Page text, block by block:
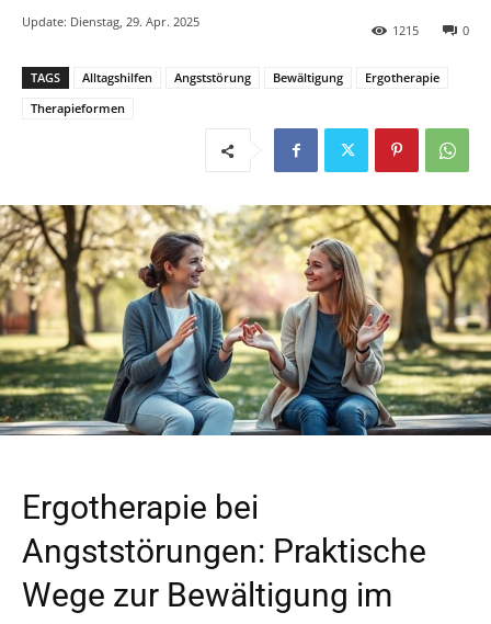
Update: Dienstag, 29. Apr. 2025
0
1215
TAGS Alltagshilfen Angststörung Bewältigung
Ergotherapie
Therapieformen
Ergotherapie bei
Angststörungen: Praktische
Wege zur Bewältigung im